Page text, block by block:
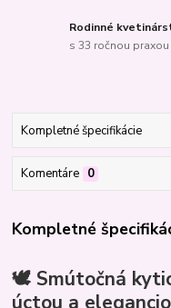
Rodinné
s 33 ročnou
Kompletné špecifikácie
Komentáre 0
Kompletné
🕊️ Smútočná